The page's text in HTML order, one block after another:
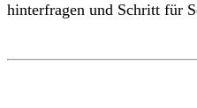
hinterfragen und Schritt für